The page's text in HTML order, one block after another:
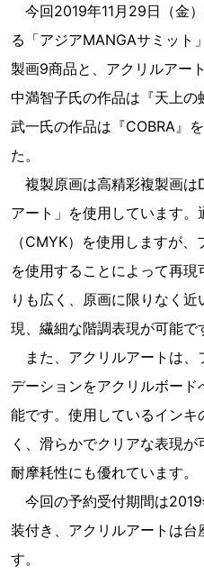
今回2019年11月29日（金
る「アジアMANGAサミット
製画9商品と、アクリルアー
中満智子氏の作品は『天上
武一氏の作品は『COBRA』
た。
複製原画は高精彩複製画は
アート」を使用しています
（CMYK）を使用しますが
を使用することによって再
りも広く、原画に限りなく
現、繊細な階調表現が可能で
また、アクリルアートは、
デーションをアクリルボー
能です。使用しているイン
く、滑らかでクリアな表現
耐摩耗性にも優れています。
今回の予約受付期間は
装付き、アクリルアートは台
す。